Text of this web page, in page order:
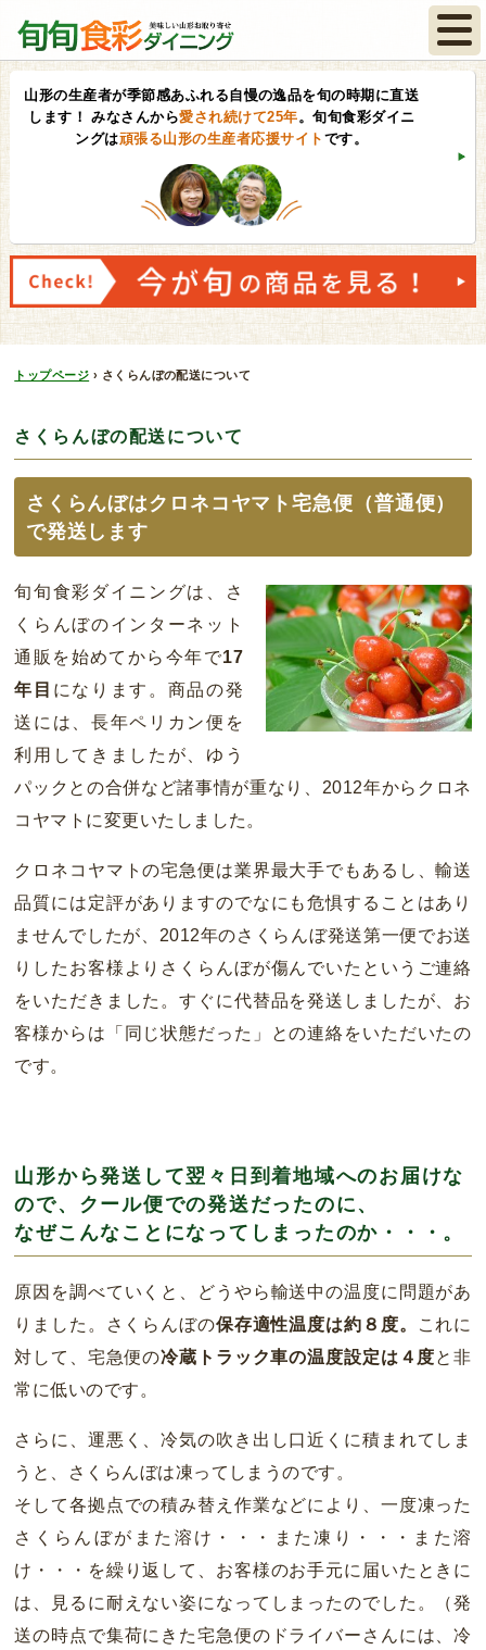
山形の生産者が季節感あふれる自慢の逸品を旬の時期に直送
します！ みなさんから愛され続けて25年。旬旬食彩ダイニ
ングは頑張る山形の生産者応援サイト です。
トップページ › さくらんぼの配送について
さくらんぼの配送について
さくらんぼはクロネコヤマト宅急便（普通便）
で発送します
旬旬食彩ダイニングは、さ
くらんぼのインターネット
通販を始めてから今年で17
年目 になります。商品の発
送には、長年ペリカン便を
利用してきましたが、ゆう
パックとの合併など諸事情が重なり、2012年からクロネ
コヤマトに変更いたしました。
クロネコヤマトの宅急便は業界最大手でもあるし、輸送
品質には定評がありますのでなにも危惧することはあり
ませんでしたが、2012年のさくらんぼ発送第一便でお送
りしたお客様よりさくらんぼが傷んでいたというご連絡
をいただきました。すぐに代替品を発送しましたが、お
客様からは「同じ状態だった」との連絡をいただいたの
です。
山形から発送して翌々日到着地域へのお届けな
ので、クール便での発送だったのに、
なぜこんなことになってしまったのか・・・。
原因を調べていくと、どうやら輸送中の温度に問題があ
りました。さくらんぼの保存適性温度は約８度。
これに
対して、宅急便の冷蔵トラック車の温度設定は４度と非
常に低いのです。
さらに、運悪く、冷気の吹き出し口近くに積まれてしま
うと、さくらんぼは凍ってしまうのです。
そして各拠点での積み替え作業などにより、一度凍った
さくらんぼがまた溶け・・・また凍り・・・また溶
け・・・を繰り返して、お客様のお手元に届いたときに
は、見るに耐えない姿になってしまったのでした。（発
送の時点で集荷にきた宅急便のドライバーさんには、冷